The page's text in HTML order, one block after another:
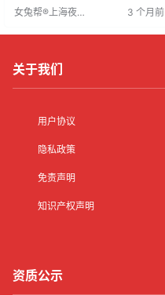
交流。融入该氛围能增加与成功人
发展有深远影响。
女兔帮®上海夜场
3 个月前
关于我们
用户协议
隐私政策
免责声明
知识产权声明
资质公示